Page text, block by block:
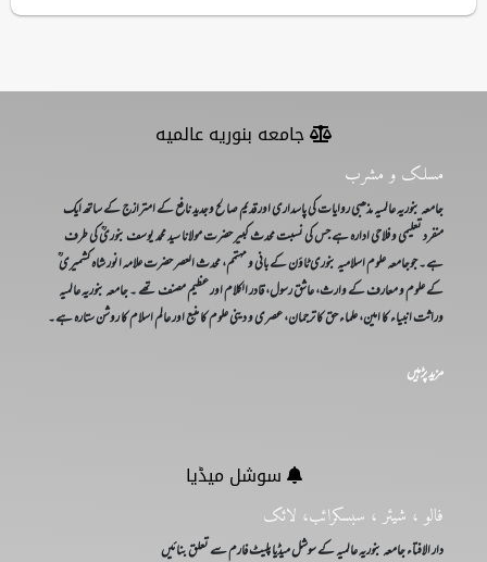
جامعه بنوریه عالمیه
مسلک و مشرب
جامعہ بنوریہ عالمیہ مذھبی روایات کی پاسداری اور قدیم صالح وجدید نافع کے امترازج کے ساتھ ایک
منفرد تعلیمی و فلاحی ادارہ ہے جس کی نسبت محدث کبیر حضرت مولانا سید محمد یوسف بنوریؒ کی طرف
ہے۔ جوجامعہ علوم اسلامیہ بنوری ٹاؤن کے بانی و مہتمم، محدث العصر حضرت علامہ انور شاہ کشمیری ؒ
کے علوم و معارف کے وارث، عاشق رسول، قادر الکلام اور عظیم مصنف تھے ۔ جامعہ بنوریہ عالمیہ
وراثت انبیاء کا امین، علماء حق کا ترجمان، عصری و دینی علوم کا منبع اور عالم اسلام کا روشن ستارہ ہے۔
مزید پڑہیں
سوشل میڈیا
فالو ، شیئر ، سبسکرائب، لائک
دار الافتاء جامعہ بنوریہ عالمیہ کے سوشل میڈیا پلیٹ فارم سے تعلق بنائیں